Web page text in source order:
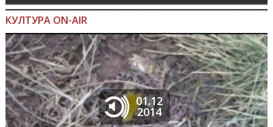
КУЛТУРА ON-AIR
01.12
2014